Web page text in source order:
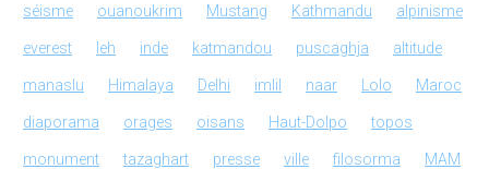
séisme ouanoukrim Mustang Kathmandu alpinisme
everest leh inde katmandou puscaghja altitude
manaslu Himalaya Delhi imlil naar Lolo Maroc
diaporama orages oisans Haut-Dolpo topos
monument tazaghart presse ville filosorma MAM